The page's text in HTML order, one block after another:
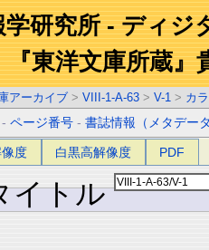
学研究所 - ディジ
『東洋文庫所蔵』
アーカイブ > VIII-1-A-63 > V-1 > カ
-ページ番号 -書誌情報（メタデー
度 白黒高解像度 PDF
イトル